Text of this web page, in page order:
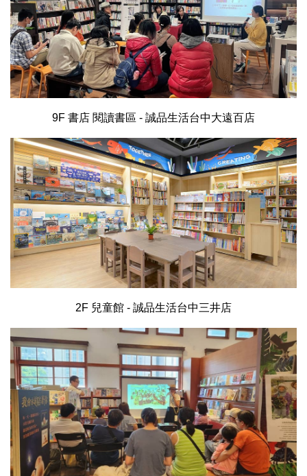
9F 書店 閱讀書區 - 誠品生活台中大遠百店
2F 兒童館 - 誠品生活台中三井店